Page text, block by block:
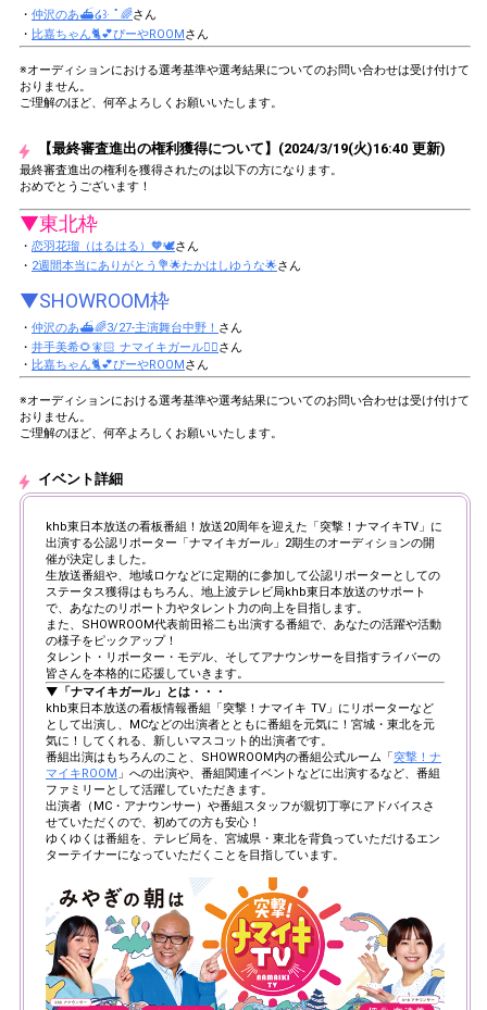
・ 仲沢のあ⛴໒꒱· ﾟ🌈さん
・ 比嘉ちゃん🐈💕ぴーやROOMさん
※オーディションにおける選考基準や選考結果についてのお問い合わせは受け付けて
おりません。
ご理解のほど、何卒よろしくお願いいたします。
【最終審査進出の権利獲得について】(2024/3/19(火)16:40 更新)
最終審査進出の権利を獲得されたのは以下の方になります。
おめでとうございます！
▼東北枠
・ 恋羽花瑠（はるはる）🧡🕊さん
・ 2週間本当にありがとう💐🌟たかはしゆうな🌟さん
▼SHOWROOM枠
・ 仲沢のあ⛴🌈3/27-主演舞台中野！ さん
・ 井手美希🌻🧚🏻 ナマイキガール❤️‍🔥さん
・ 比嘉ちゃん🐈💕ぴーやROOMさん
※オーディションにおける選考基準や選考結果についてのお問い合わせは受け付けて
おりません。
ご理解のほど、何卒よろしくお願いいたします。
イベント詳細
khb東日本放送の看板番組！放送20周年を迎えた「突撃！ナマイキTV」に
出演する公認リポーター「ナマイキガール」2期生のオーディションの開
催が決定しました。
生放送番組や、地域ロケなどに定期的に参加して公認リポーターとしての
ステータス獲得はもちろん、地上波テレビ局khb東日本放送のサポート
で、あなたのリポート力やタレント力の向上を目指します。
また、SHOWROOM代表前田裕二も出演する番組で、あなたの活躍や活動
の様子をピックアップ！
タレント・リポーター・モデル、そしてアナウンサーを目指すライバーの
皆さんを本格的に応援していきます。
▼「ナマイキガール」とは・・・
khb東日本放送の看板情報番組「突撃！ナマイキ TV」にリポーターなど
として出演し、MCなどの出演者とともに番組を元気に！宮城・東北を元
気に！してくれる、新しいマスコット的出演者です。
番組出演はもちろんのこと、SHOWROOM内の番組公式ルーム「突撃！ナ
マイキROOM 」への出演や、番組関連イベントなどに出演するなど、番組
ファミリーとして活躍していただきます。
出演者（MC・アナウンサー）や番組スタッフが親切丁寧にアドバイスさ
せていただくので、初めての方も安心！
ゆくゆくは番組を、テレビ局を、宮城県・東北を背負っていただけるエン
ターテイナーになっていただくことを目指しています。